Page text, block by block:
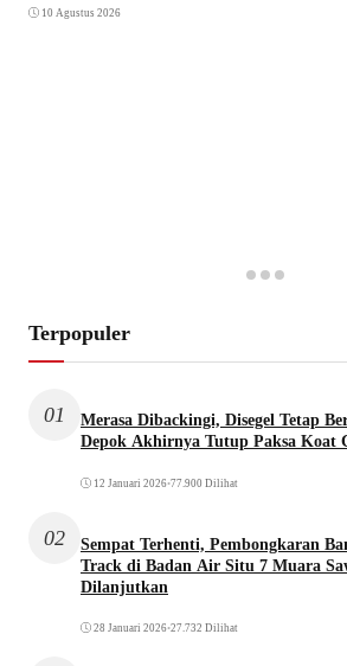
10 Agustus 2026
Terpopuler
01
Merasa Dibackingi, Disegel Tetap
Depok Akhirnya Tutup Paksa Koat
12 Januari 2026•77.900 Dilihat
02
Sempat Terhenti, Pembongkaran
Track di Badan Air Situ 7 Muara
Dilanjutkan
28 Januari 2026•27.732 Dilihat